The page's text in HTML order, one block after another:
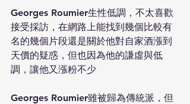
Georges Roumier生性低調，不太喜歡
接受採訪，在網路上能找到幾個比較有
名的幾個片段還是關於他對自家酒漲到
天價的疑惑，但也因為他的謙虛與低
調，讓他又漲粉不少
Georges Roumier雖被歸為傳統派，但